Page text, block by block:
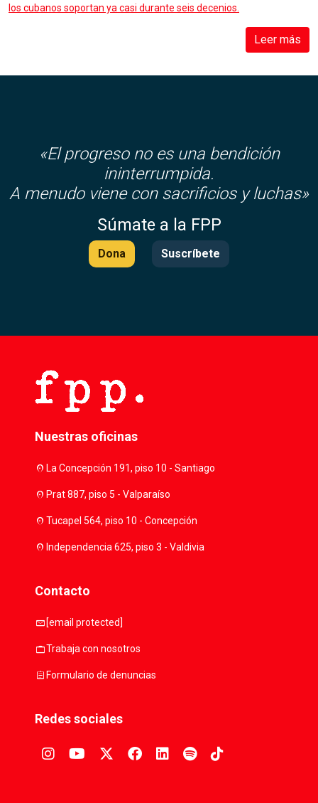
los cubanos soportan ya casi durante seis decenios.
Leer más
«El progreso no es una bendición
ininterrumpida.
A menudo viene con sacrificios y luchas»
Súmate a la FPP
Dona Suscríbete
Nuestras oficinas
location_onLa Concepción 191, piso 10 - Santiago
location_onPrat 887, piso 5 - Valparaíso
location_onTucapel 564, piso 10 - Concepción
location_onIndependencia 625, piso 3 - Valdivia
Contacto
mail [email protected]
workTrabaja con nosotros
assignmentFormulario de denuncias
Redes sociales